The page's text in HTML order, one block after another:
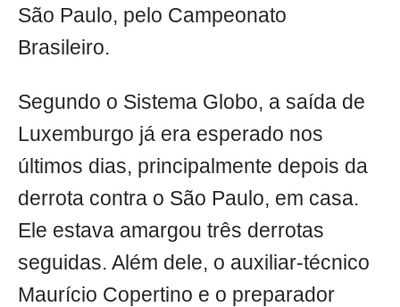
São Paulo, pelo Campeonato
Brasileiro.
Segundo o Sistema Globo, a saída de
Luxemburgo já era esperado nos
últimos dias, principalmente depois da
derrota contra o São Paulo, em casa.
Ele estava amargou três derrotas
seguidas. Além dele, o auxiliar-técnico
Maurício Copertino e o preparador